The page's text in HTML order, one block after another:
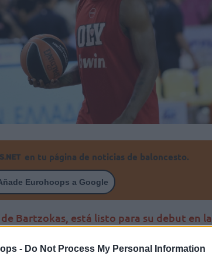
- Do Not Process My Personal Information
en tu página de noticias de baloncesto.
Eurohoops a Google
Bartzokas, está listo para su debut en la